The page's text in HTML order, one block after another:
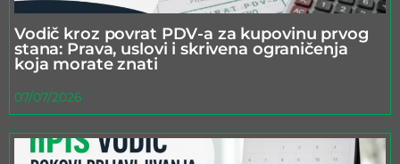
Vodič kroz povrat PDV-a za kupovinu prvog
stana: Prava, uslovi i skrivena ograničenja
koja morate znati
07/07/2026